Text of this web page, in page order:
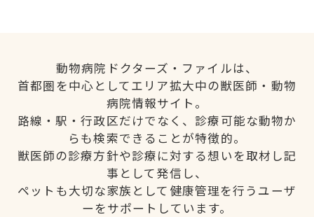
動物病院ドクターズ・ファイルは、
首都圏を中心としてエリア拡大中の獣医師・動物
病院情報サイト。
路線・駅・行政区だけでなく、診療可能な動物か
らも検索できることが特徴的。
獣医師の診療方針や診療に対する想いを取材し記
事として発信し、
ペットも大切な家族として健康管理を行うユーザ
ーをサポートしています。